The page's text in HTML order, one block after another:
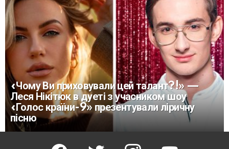
«Чому Ви приховували цей талант?!» —
Леся Нікітюк в дуеті з учасником шоу
«Голос країни-9» презентували ліричну
пісню
facebook twitter instagram youtube